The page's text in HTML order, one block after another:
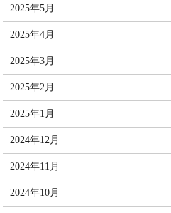
2025年5月
2025年4月
2025年3月
2025年2月
2025年1月
2024年12月
2024年11月
2024年10月